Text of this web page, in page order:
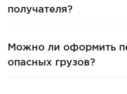
получателя?
Можно ли оформить
опасных грузов?